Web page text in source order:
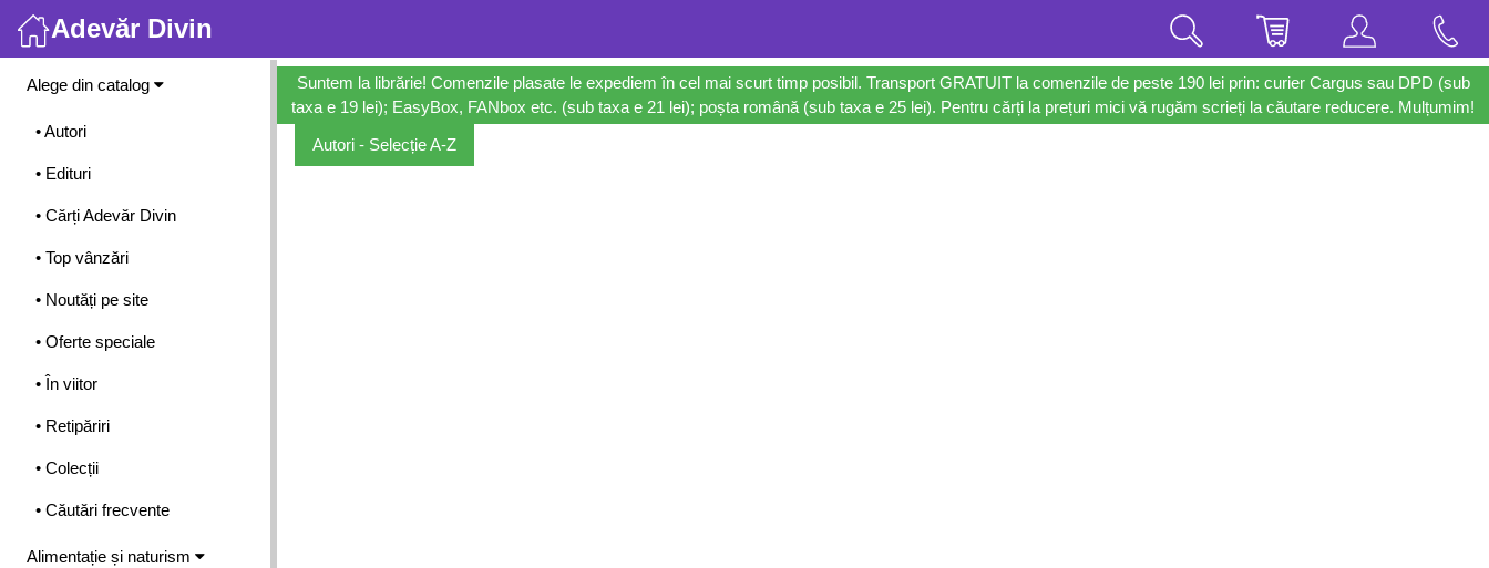
Adevăr Divin
Meniu
Alege din catalog
• Autori
• Edituri
• Cărți Adevăr Divin
• Top vânzări
• Noutăți pe site
• Oferte speciale
• În viitor
• Retipăriri
• Colecții
• Căutări frecvente
Alimentație și naturism
Suntem la librărie! Comenzile plasate le expediem în cel mai scurt timp posibil. Transport GRATUIT la comenzile de peste 190 lei prin: curier Cargus sau DPD (sub
taxa e 19 lei); EasyBox, FANbox etc. (sub taxa e 21 lei); poșta română (sub taxa e 25 lei). Pentru cărți la prețuri mici vă rugăm scrieți la căutare reducere. Mulțumim!
Autori - Selecție A-Z